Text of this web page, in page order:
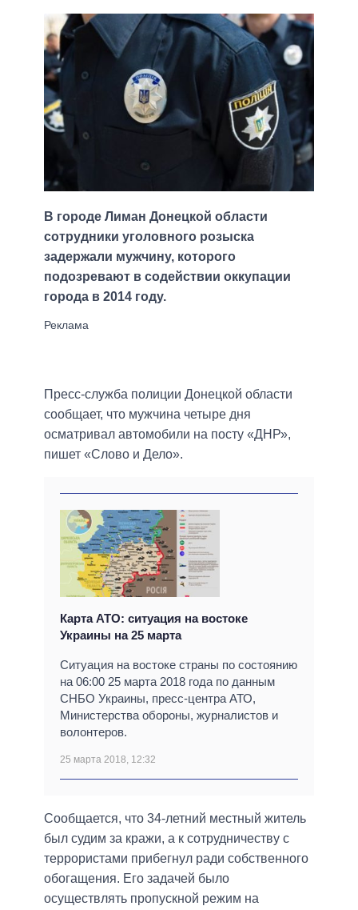
В городе Лиман Донецкой области
сотрудники уголовного розыска
задержали мужчину, которого
подозревают в содействии оккупации
города в 2014 году.
Пресс-служба полиции Донецкой области
сообщает, что мужчина четыре дня
осматривал автомобили на посту «ДНР»,
пишет «Слово и Дело».
Карта АТО: ситуация на востоке
Украины на 25 марта
Ситуация на востоке страны по состоянию
на 06:00 25 марта 2018 года по данным
СНБО Украины, пресс-центра АТО,
Министерства обороны, журналистов и
волонтеров.
25 марта 2018, 12:32
Сообщается, что 34-летний местный житель
был судим за кражи, а к сотрудничеству с
террористами прибегнул ради собственного
обогащения. Его задачей было
осуществлять пропускной режим на